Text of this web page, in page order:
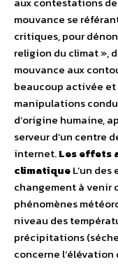
mouvance se
critiques, pour
religion du climat »,
mouvance aux
beaucoup activée
manipulations
d’origine humaine,
serveur d’un centre
internet.Les effets
climatiqueL’un
changement à venir
phénomènes
niveau des
précipitations
concerne l’élévation